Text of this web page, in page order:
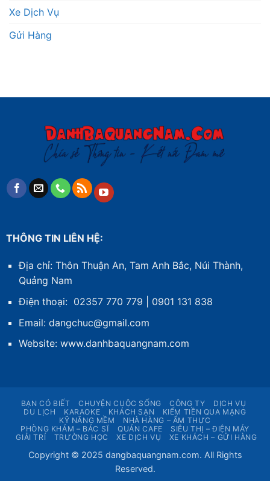
Xe Dịch Vụ
Gửi Hàng
THÔNG TIN LIÊN HỆ:
Địa chỉ: Thôn Thuận An, Tam Anh Bắc, Núi Thành,
Quảng Nam
Điện thoại: 02357 770 779 | 0901 131 838
Email: dangchuc@gmail.com
Website: www.danhbaquangnam.com
BẠN CÓ BIẾT CHUYỆN CUỘC SỐNG CÔNG TY
DỊCH VỤ
DU LỊCH
KARAOKE KHÁCH SẠN
KIẾM TIỀN QUA MẠNG
KỸ NĂNG MỀM
NHÀ HÀNG – ẨM THỰC
PHÒNG KHÁM – BÁC SĨ
QUÁN CAFE
SIÊU THỊ – ĐIỆN MÁY
GIẢI TRÍ
TRƯỜNG HỌC XE DỊCH VỤ XE KHÁCH – GỬI HÀNG
Copyright © 2025 dangbaquangnam.com. All Rights
Reserved.